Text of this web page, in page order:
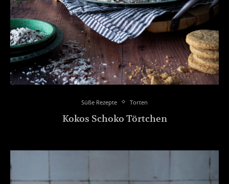
Süße Rezepte Torten
Kokos Schoko Törtchen